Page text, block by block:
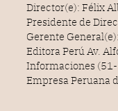
Director(e): Félix
Presidente de
Gerente
Editora Perú Av.
Informaciones
Empresa Peruana